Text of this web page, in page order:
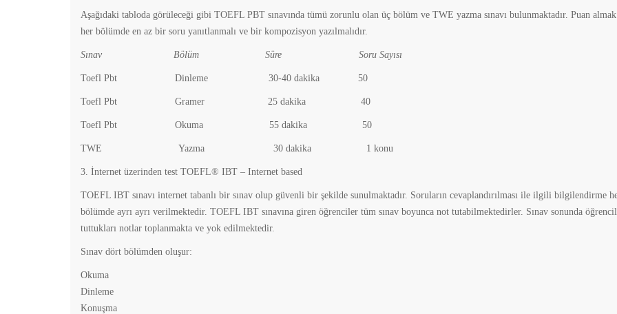
Aşağıdaki tabloda görüleceği gibi TOEFL PBT sınavında tümü zorunlu olan üç bölüm ve TWE yazma sınavı bulunmaktadır. Puan
her bölümde en az bir soru yanıtlanmalı ve bir kompozisyon yazılmalıdır.
Sınav Bölüm Süre Soru Sayısı
Toefl Pbt Dinleme 30-40 dakika 50
Toefl Pbt Gramer 25 dakika 40
Toefl Pbt Okuma 55 dakika 50
TWE Yazma 30 dakika 1 konu
3. İnternet üzerinden test TOEFL® IBT – Internet based
TOEFL IBT sınavı internet tabanlı bir sınav olup güvenli bir şekilde sunulmaktadır. Soruların cevaplandırılması ile ilgili bilgilendirme
bölümde ayrı ayrı verilmektedir. TOEFL IBT sınavına giren öğrenciler tüm sınav boyunca not tutabilmektedirler. Sınav sonunda
tuttukları notlar toplanmakta ve yok edilmektedir.
Sınav dört bölümden oluşur:
Okuma
Dinleme
Konuşma